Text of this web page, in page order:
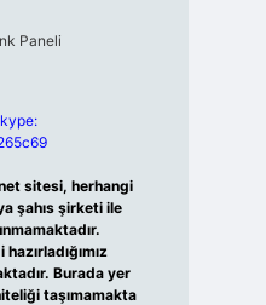
sitesi, herhangi
şahıs şirketi ile
Burada yer
taşımamakta